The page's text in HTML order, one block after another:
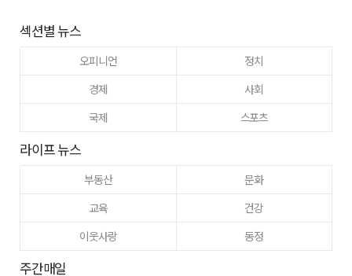
섹션별 뉴스
오피니언
정치
경제
사회
국제
스포츠
라이프 뉴스
부동산
문화
교육
건강
이웃사랑
동정
주간매일